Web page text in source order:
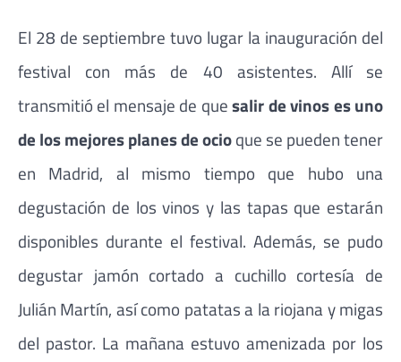
El 28 de septiembre tuvo lugar la inauguración del
festival con más de 40 asistentes. Allí se
transmitió el mensaje de quesalir de vinos es uno
de los mejores planes de ocioque se pueden tener
en Madrid, al mismo tiempo que hubo una
degustación de los vinos y las tapas que estarán
disponibles durante el festival. Además, se pudo
degustar jamón cortado a cuchillo cortesía de
Julián Martín, así como patatas a la riojana y migas
del pastor. La mañana estuvo amenizada por los